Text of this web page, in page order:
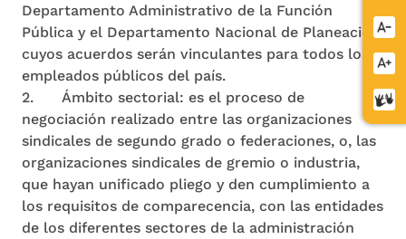
letra
letra
de
Departamento Administrativo de la Función
Pública y el Departamento Nacional de Planeación,
cuyos acuerdos serán vinculantes para todos los
empleados públicos del país.
2. Ámbito sectorial: es el proceso de
negociación realizado entre las organizaciones
sindicales de segundo grado o federaciones, o, las
organizaciones sindicales de gremio o industria,
que hayan unificado pliego y den cumplimiento a
los requisitos de comparecencia, con las entidades
de los diferentes sectores de la administración